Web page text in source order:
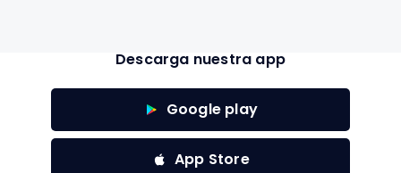
Descarga nuestra app
Google play
App Store